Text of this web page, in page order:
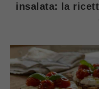
insalata: la